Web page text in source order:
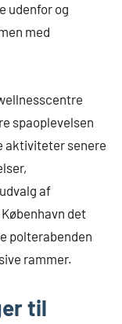
udenfor og
med
spaoplevelsen
aktiviteter senere
af
det
polterabenden
rammer.
til